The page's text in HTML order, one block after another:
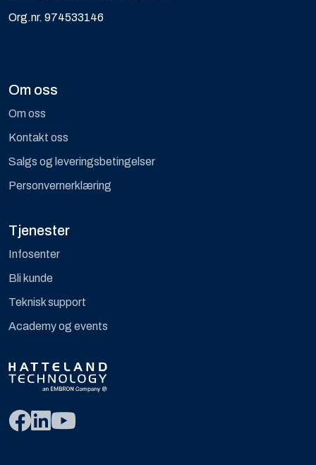
Org.nr. 974533146
Om oss
Om oss
Kontakt oss
Salgs og leveringsbetingelser
Personvernerklæring
Tjenester
Infosenter
Bli kunde
Teknisk support
Academy og events